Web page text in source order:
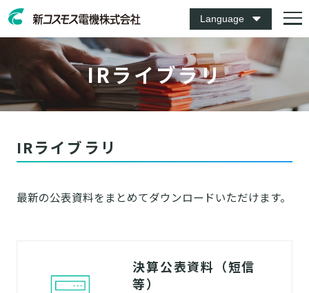
Language
IRライブラリ
IRライブラリ
最新の公表資料をまとめてダウンロードいただけます。
決算公表資料（短信
等）